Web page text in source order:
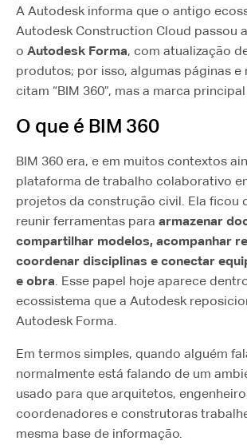
A Autodesk informa que o antigo
Autodesk Construction Cloud passou
o Autodesk Forma, com atualização
produtos; por isso, algumas páginas e
citam “BIM 360”, mas a marca
O que é BIM 360
BIM 360 era, e em muitos contextos
plataforma de trabalho colaborativo
projetos da construção civil. Ela ficou
reunir ferramentas para armazenar
compartilhar modelos, acompanhar
coordenar disciplinas e conectar
e obra. Esse papel hoje aparece
ecossistema que a Autodesk
Autodesk Forma.
Em termos simples, quando alguém
normalmente está falando de um
usado para que arquitetos,
coordenadores e construtoras
mesma base de informação.